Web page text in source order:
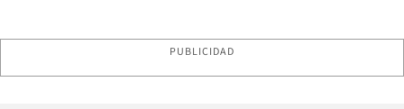
PUBLICIDAD